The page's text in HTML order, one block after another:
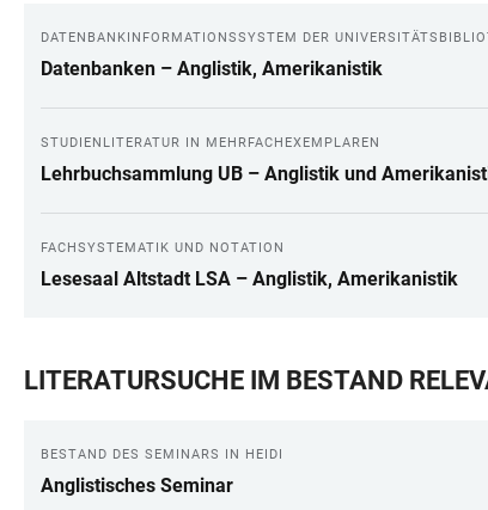
DATENBANKINFORMATIONSSYSTEM DER
Datenbanken – Anglistik, Amerikanistik
STUDIENLITERATUR IN MEHRFACHEXEMPLAREN
Lehrbuchsammlung UB – Anglistik und
FACHSYSTEMATIK UND NOTATION
Lesesaal Altstadt LSA – Anglistik, Amerikanistik
LITERATURSUCHE IM BESTAND
BESTAND DES SEMINARS IN HEIDI
Anglistisches Seminar